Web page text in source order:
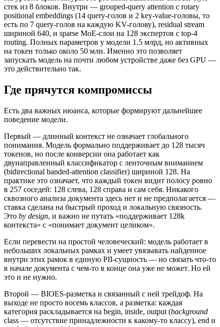
стек из 8 блоков. Внутри — grouped-query attention с rotary
positional embeddings (14 query-голов и 2 key-value-головы, то
есть по 7 query-голов на каждую KV-голову), residual stream
шириной 640, и sparse MoE-слои на 128 экспертов с top-4
routing. Полных параметров у модели 1.5 млрд, но активных
на токен только около 50 млн. Именно это позволяет
запускать модель на почти любом устройстве даже без GPU —
это действительно так.
Где прячутся компромиссы
Есть два важных нюанса, которые формируют дальнейшее
поведение модели.
Первый — длинный контекст не означает глобального
понимания. Модель формально поддерживает до 128 тысяч
токенов, но после конверсии она работает как
двунаправленный классификатор с ленточным вниманием
(bidirectional banded-attention classifier) шириной 128. На
практике это означает, что каждый токен видит полосу ровно
в 257 соседей: 128 слева, 128 справа и сам себя. Никакого
сквозного анализа документа здесь нет и не предполагается —
ставка сделана на быстрый проход и локальную связность.
Это by design, и важно не путать «поддерживает 128k
контекста» с «понимает документ целиком».
Если перевести на простой человеческий: модель работает в
небольших локальных рамках и умеет увязывать найденное
внутри этих рамок в единую PII-сущность — но связать что-то
в начале документа с чем-то в конце она уже не может. Но ей
это и не нужно.
Второй — BIOES-разметка и связанный с ней трейдоф. На
выходе не просто восемь классов, а разметка: каждая
категория раскладывается на begin, inside, output (background
class — отсутствие принадлежности к какому-то классу), end и